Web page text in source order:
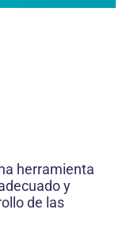
herramienta
y
de las